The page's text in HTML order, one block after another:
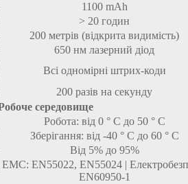
1100 mAh
> 20 годин
200 метрів (відкрита видимість)
650 нм лазерний діод
Всі одномірні штрих-коди
200 разів на секунду
середовище
Робота: від 0 ° C до 50 ° C
Зберігання: від -40 ° C до 60 ° C
Від 5% до 95%
ЕМС: EN55022, EN55024 |
EN60950-1